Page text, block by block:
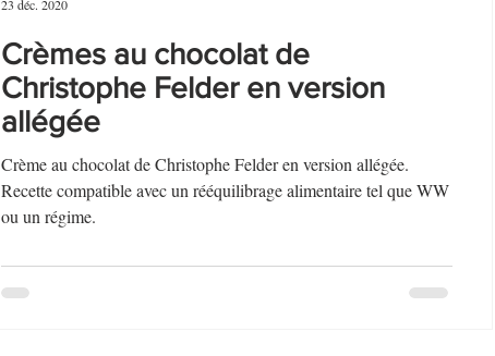
Crèmes au chocolat de
Christophe Felder en version
allégée
Crème au chocolat de Christophe Felder en version allégée.
Recette compatible avec un rééquilibrage alimentaire tel que WW
ou un régime.
23 déc. 2020